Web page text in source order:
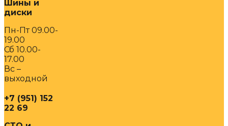
Шины и
диски
Пн-Пт 09.00-
19.00
Сб 10.00-
17.00
Вс –
выходной
+7 (951) 152
22 69